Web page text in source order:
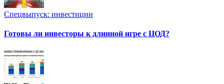
Спецвыпуск: инвестиции
Готовы ли инвесторы к длинной игре с ЦОД?